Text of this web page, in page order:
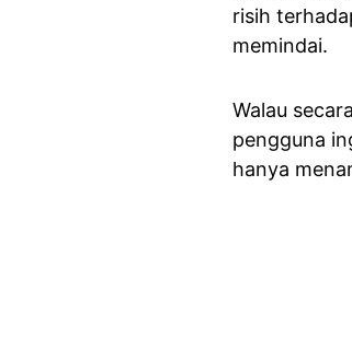
risih
memindai.
Walau
pengguna
hanya